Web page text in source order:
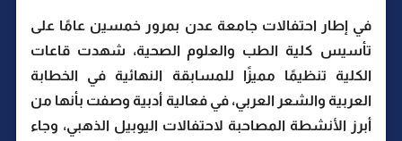
في إطار احتفالات جامعة عدن بمرور خمسين عامًا على
تأسيس كلية الطب والعلوم الصحية، شهدت قاعات
الكلية تنظيمًا مميزًا للمسابقة النهائية في الخطابة
العربية والشعر العربي، في فعالية أدبية وصفت بأنها من
أبرز الأنشطة المصاحبة لاحتفالات اليوبيل الذهبي، وجاء